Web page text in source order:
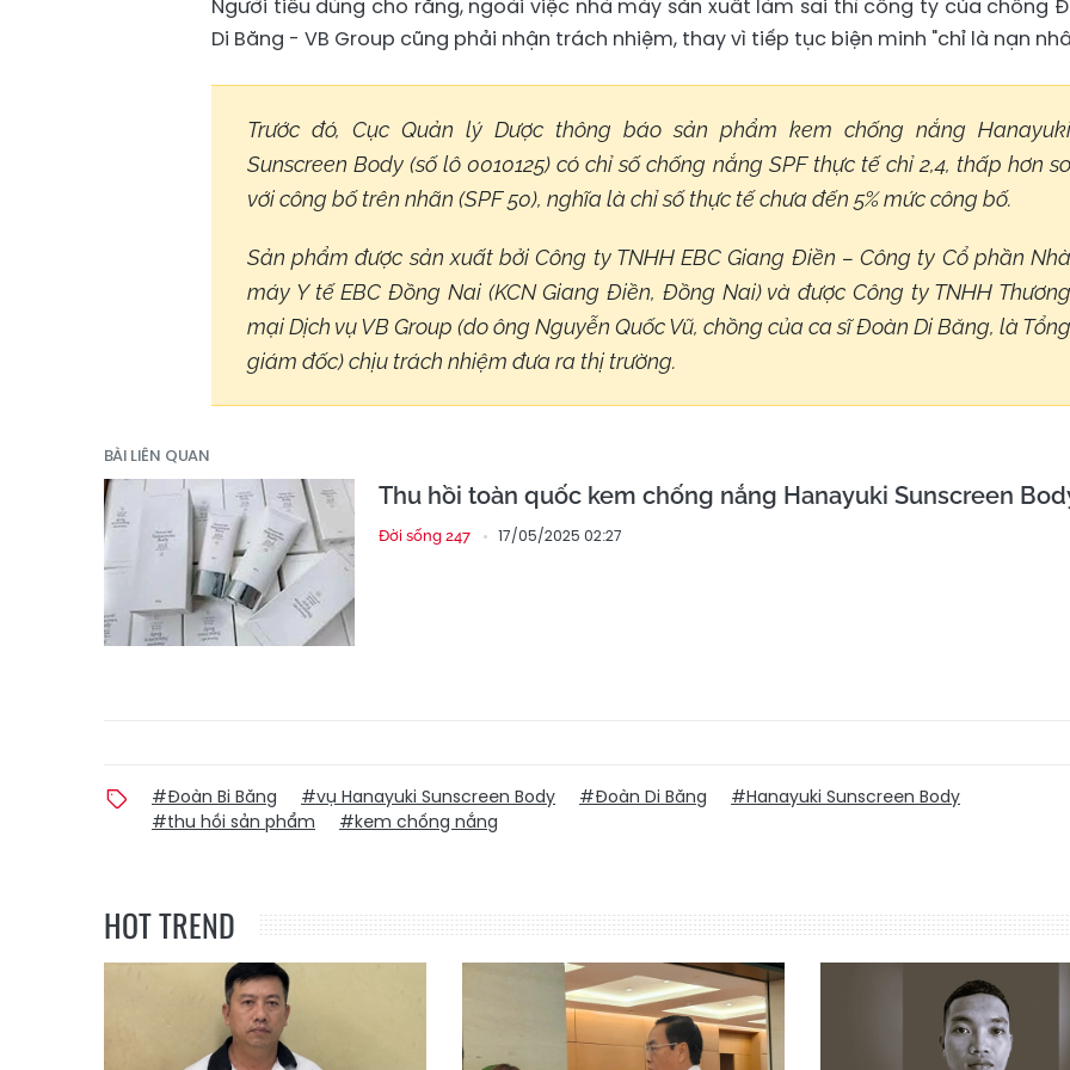
Người tiêu dùng cho rằng, ngoài việc nhà máy sản xuất làm sai thì công ty của chồng
Di Băng - VB Group cũng phải nhận trách nhiệm, thay vì tiếp tục biện minh "chỉ là nạn
Trước đó, Cục Quản lý Dược thông báo sản phẩm kem chống nắng Hanayuki
Sunscreen Body (số lô 0010125) có chỉ số chống nắng SPF thực tế chỉ 2,4, thấp hơn so
với công bố trên nhãn (SPF 50), nghĩa là chỉ số thực tế chưa đến 5% mức công bố.
Sản phẩm được sản xuất bởi Công ty TNHH EBC Giang Điền – Công ty Cổ phần Nhà
máy Y tế EBC Đồng Nai (KCN Giang Điền, Đồng Nai) và được Công ty TNHH Thương
mại Dịch vụ VB Group (do ông Nguyễn Quốc Vũ, chồng của ca sĩ Đoàn Di Băng, là Tổng
giám đốc) chịu trách nhiệm đưa ra thị trường.
BÀI LIÊN QUAN
Thu hồi toàn quốc kem chống nắng Hanayuki Sunscreen
Đời sống 247 17/05/2025 02:27
#Đoàn Bi Băng #vụ Hanayuki Sunscreen Body #Đoàn Di Băng
#Hanayuki Sunscreen Body
#thu hồi sản phẩm
#kem chống nắng
HOT TREND